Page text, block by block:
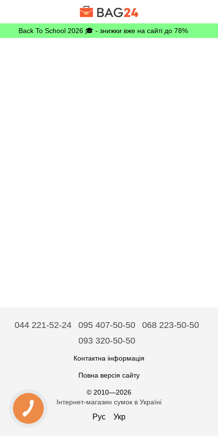
Back To School 2026 🎓 - знижки вже на сайті до 78%
044 221-52-24 095 407-50-50
068 223-50-50
093 320-50-50
Контактна інформація
Повна версія сайту
© 2010—2026
Інтернет-магазин сумок в Україні
Рус Укр